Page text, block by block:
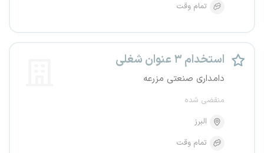
تمام وقت
استخدام ۳ عنوان شغلی
دامداری صنعتی مزرعه
منقضی شده
البرز
تمام وقت